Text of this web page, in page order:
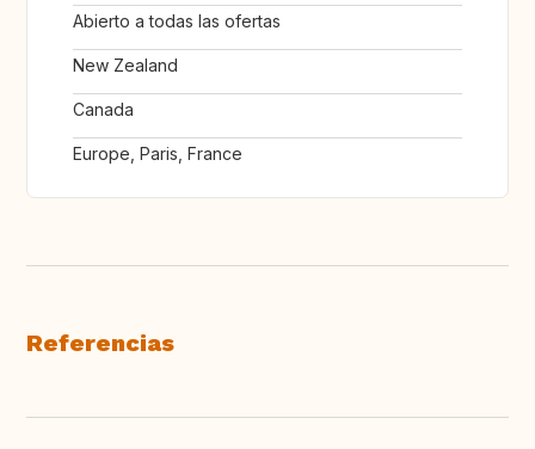
Abierto a todas las ofertas
New Zealand
Canada
Europe, Paris, France
Referencias